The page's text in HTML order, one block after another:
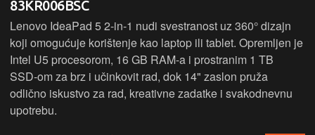
83KR006BSC
Lenovo IdeaPad 5 2‑in‑1 nudi svestranost uz 360° dizajn
koji omogućuje korištenje kao laptop ili tablet. Opremljen je
Intel U5 procesorom, 16 GB RAM-a i prostranim 1 TB
SSD‑om za brz i učinkovit rad, dok 14" zaslon pruža
odlično iskustvo za rad, kreativne zadatke i svakodnevnu
upotrebu.